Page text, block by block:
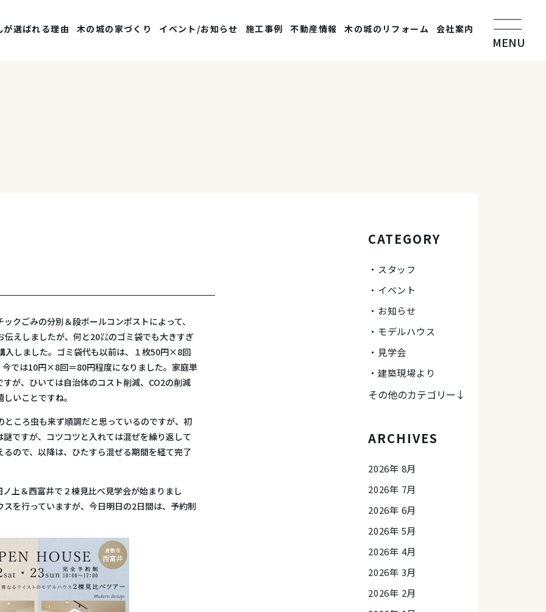
選ばれる理由 木の城の家づくり イベント/お知らせ 施工事例 不動産情報 木の城のリフォーム 会社案内
MENU
クごみの分別＆段ボールコンポストによって、
えしましたが、何と20㍑のゴミ袋でも大きすぎ
入しました。ゴミ袋代も以前は、１枚50円×8回
では10円×8回＝80円程度になりました。家庭単
が、ひいては自治体のコスト削減、CO2の削減
いことですね。
ころ虫も来ず順調だと思っているのですが、初
ですが、コツコツと入れては混ぜを繰り返して
ので、以降は、ひたすら混ぜる期間を経て完了
上＆西富井で２棟見比べ見学会が始まりまし
を行っていますが、今日明日の2日間は、予約制
CATEGORY
スタッフ
イベント
お知らせ
モデルハウス
見学会
建築現場より
その他のカテゴリー↓
ARCHIVES
2026年 8月
2026年 7月
2026年 6月
2026年 5月
2026年 4月
2026年 3月
2026年 2月